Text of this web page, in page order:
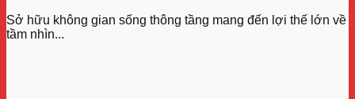
Sở hữu không gian sống thông tầng mang đến lợi thế lớn về
tầm nhìn...